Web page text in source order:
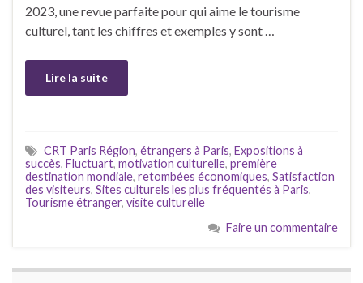
2023, une revue parfaite pour qui aime le tourisme
culturel, tant les chiffres et exemples y sont …
Lire la suite
CRT Paris Région, étrangers à Paris, Expositions à
succès, Fluctuart, motivation culturelle, première
destination mondiale, retombées économiques, Satisfaction
des visiteurs, Sites culturels les plus fréquentés à Paris,
Tourisme étranger, visite culturelle
Faire un commentaire